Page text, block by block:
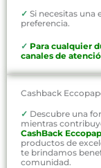
✓ Si necesitas una
preferencia.
✓ Para cualquier
canales de
Cashback
✓ Descubre una
mientras
CashBack
productos de
te brindamos
comunidad.